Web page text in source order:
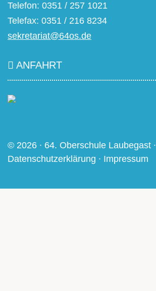
Telefon: 0351 / 257 1021
Telefax: 0351 / 216 8234
sekretariat@64os.de
ANFAHRT
© 2026 ∙ 64. Oberschule Laubegast ∙
Datenschutzerklärung ∙ Impressum